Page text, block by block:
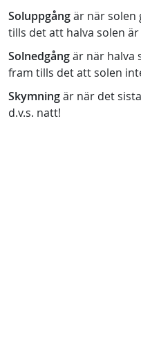
Soluppgångär när solen
tills det att halva solen är
Solnedgångär när halva
fram tills det att solen
Skymningär när det
d.v.s. natt!